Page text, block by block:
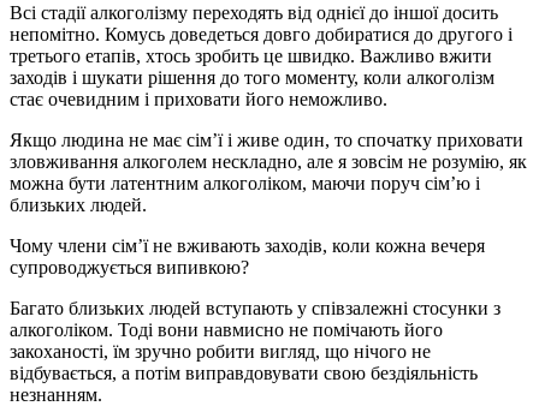
Всі стадії алкоголізму переходять від однієї до іншої досить
непомітно. Комусь доведеться довго добиратися до другого і
третього етапів, хтось зробить це швидко. Важливо вжити
заходів і шукати рішення до того моменту, коли алкоголізм
стає очевидним і приховати його неможливо.
Якщо людина не має сім’ї і живе один, то спочатку приховати
зловживання алкоголем нескладно, але я зовсім не розумію, як
можна бути латентним алкоголіком, маючи поруч сім’ю і
близьких людей.
Чому члени сім’ї не вживають заходів, коли кожна вечеря
супроводжується випивкою?
Багато близьких людей вступають у співзалежні стосунки з
алкоголіком. Тоді вони навмисно не помічають його
закоханості, їм зручно робити вигляд, що нічого не
відбувається, а потім виправдовувати свою бездіяльність
незнанням.